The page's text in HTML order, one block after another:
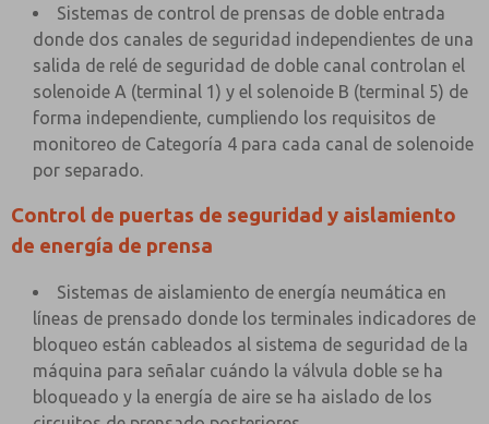
Sistemas de control de prensas de doble entrada
donde dos canales de seguridad independientes de una
salida de relé de seguridad de doble canal controlan el
solenoide A (terminal 1) y el solenoide B (terminal 5) de
forma independiente, cumpliendo los requisitos de
monitoreo de Categoría 4 para cada canal de solenoide
por separado.
Control de puertas de seguridad y aislamiento
de energía de prensa
Sistemas de aislamiento de energía neumática en
líneas de prensado donde los terminales indicadores de
bloqueo están cableados al sistema de seguridad de la
máquina para señalar cuándo la válvula doble se ha
bloqueado y la energía de aire se ha aislado de los